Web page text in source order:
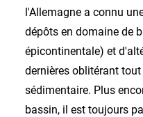
l'Allemagne a connu
dépôts en domaine de
épicontinentale) et
dernières oblitérant
sédimentaire. Plus
bassin, il est toujours